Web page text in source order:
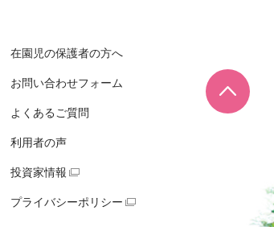
ページ
在園児の保護者の方へ
お問い合わせフォーム
よくあるご質問
利用者の声
投資家情報
プライバシーポリシー